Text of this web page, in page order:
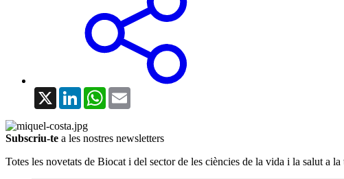
X LinkedInWhatsApp
Subscriu-te a les nostres newsletters
Totes les novetats de Biocat i del sector de les ciències de la vida i la salut a la